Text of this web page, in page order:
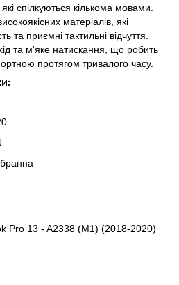
спілкуються кількома мовами.
матеріалів, які
та приємні тактильні відчуття.
та м'яке натискання, що робить
протягом тривалого часу.
Pro 13 - A2338 (M1) (2018-2020)